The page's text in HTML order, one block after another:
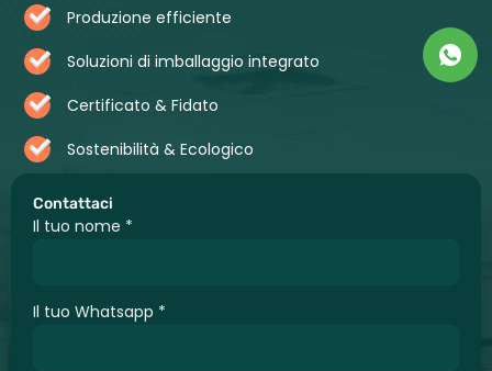
Contattaci
Il tuo nome *
Il tuo Whatsapp *
Produzione efficiente
Soluzioni di imballaggio integrato
Certificato & Fidato
Sostenibilità & Ecologico